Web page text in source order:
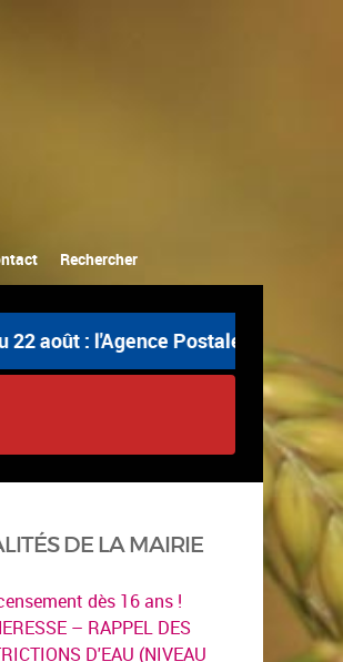
Rechercher
août : l'Agence Postale
DE LA MAIRIE
dès 16 ans !
– RAPPEL DES
D'EAU (NIVEAU